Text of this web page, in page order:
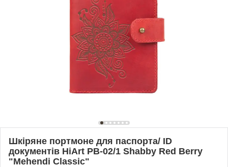
Шкіряне портмоне для паспорта/ ID
документів HiArt PB-02/1 Shabby Red Berry
"Mehendi Classic"